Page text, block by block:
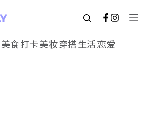
美食打卡美妆穿搭生活恋爱